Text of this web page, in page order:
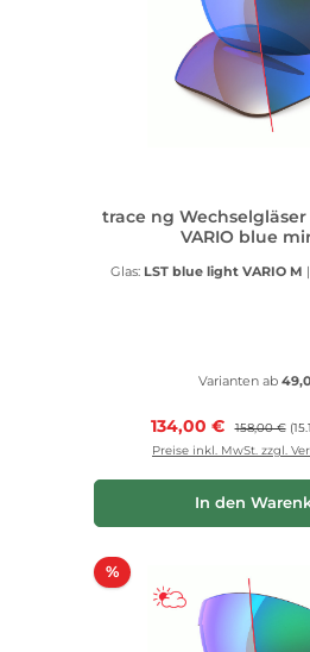
trace ng
VARIO blue
Glas: LST blue light VARIO M |
Varianten ab
Verkaufspreis:
134,00 € Regulärer
158,00 €
Preise inkl. MwSt. zzgl.
In den
%Rabatt